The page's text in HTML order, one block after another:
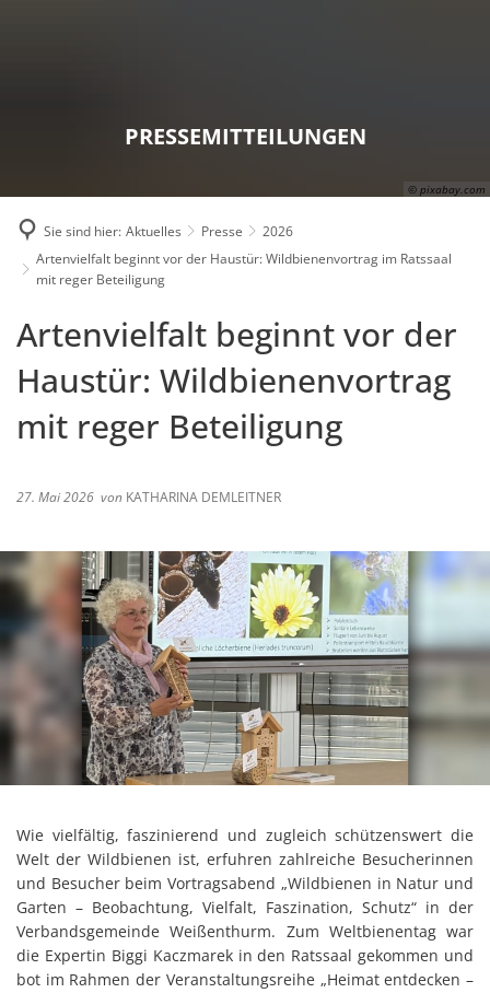
© pixabay.com
PRESSEMITTEILUNGEN
Sie sind hier: Aktuelles Presse
2026
Artenvielfalt beginnt vor der Haustür: Wildbienenvortrag im Ratssaal
mit reger Beteiligung
Artenvielfalt beginnt vor der
Haustür: Wildbienenvortrag
mit reger Beteiligung
27. Mai 2026 von KATHARINA DEMLEITNER
Wie vielfältig, faszinierend und zugleich schützenswert die
Welt der Wildbienen ist, erfuhren zahlreiche Besucherinnen
und Besucher beim Vortragsabend „Wildbienen in Natur und
Garten – Beobachtung, Vielfalt, Faszination, Schutz“ in der
Verbandsgemeinde Weißenthurm. Zum Weltbienentag war
die Expertin Biggi Kaczmarek in den Ratssaal gekommen und
bot im Rahmen der Veranstaltungsreihe „Heimat entdecken –